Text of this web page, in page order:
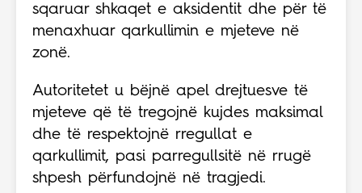
sqaruar shkaqet e aksidentit dhe për të
menaxhuar qarkullimin e mjeteve në
zonë.
Autoritetet u bëjnë apel drejtuesve të
mjeteve që të tregojnë kujdes maksimal
dhe të respektojnë rregullat e
qarkullimit, pasi parregullsitë në rrugë
shpesh përfundojnë në tragjedi.